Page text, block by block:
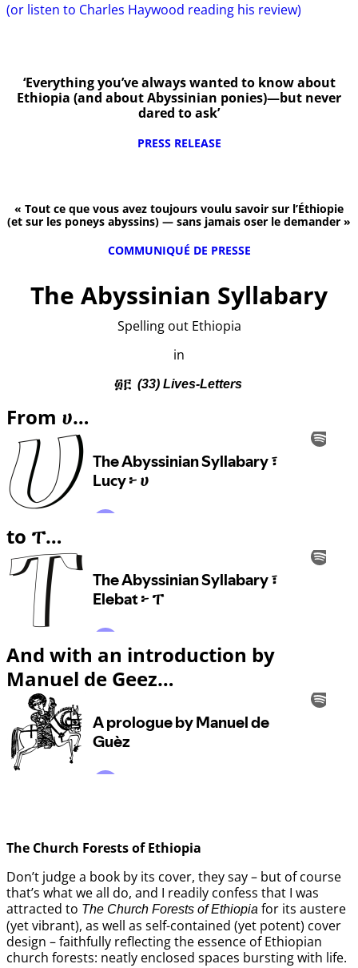
(or listen to Charles Haywood reading his review)
‘Everything you’ve always wanted to know about
Ethiopia (and about Abyssinian ponies)—but never
dared to ask’
PRESS RELEASE
« Tout ce que vous avez toujours voulu savoir sur l’Éthiopie
(et sur les poneys abyssins) — sans jamais oser le demander »
COMMUNIQUÉ DE PRESSE
The Abyssinian Syllabary
Spelling out Ethiopia
in
፴፫(33) Lives-Letters
From ሀ…
to ፐ…
And with an introduction by
Manuel de Geez…
The Church Forests of Ethiopia
Don’t judge a book by its cover, they say – but of course
that’s what we all do, and I readily confess that I was
attracted to The Church Forests of Ethiopia for its austere
(yet vibrant), as well as self-contained (yet potent) cover
design – faithfully reflecting the essence of Ethiopian
church forests: neatly enclosed spaces bursting with life.